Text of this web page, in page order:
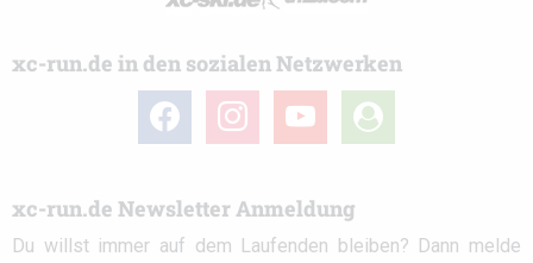
xc-run.de in den sozialen Netzwerken
facebook instagramyoutube
user-
circle
xc-run.de Newsletter Anmeldung
Du willst immer auf dem Laufenden bleiben? Dann melde